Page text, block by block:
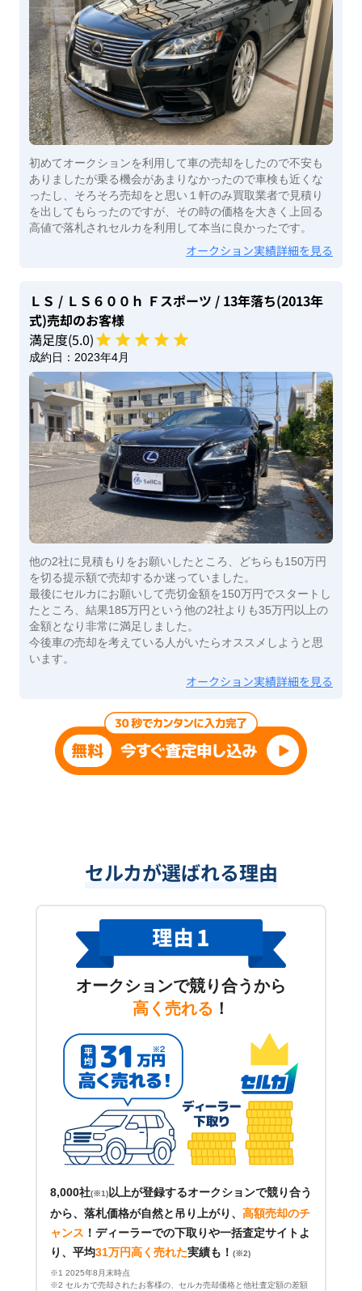
初めてオークションを利用して車の売却をしたので不安も
ありましたが乗る機会があまりなかったので車検も近くな
ったし、そろそろ売却をと思い１軒のみ買取業者で見積り
を出してもらったのですが、その時の価格を大きく上回る
高値で落札されセルカを利用して本当に良かったです。
オークション実績詳細を見る
ＬＳ / ＬＳ６００ｈ Ｆスポーツ / 13年落ち(2013年
式)売却のお客様
満足度(5.0)
成約日： 2023年4月
他の2社に見積もりをお願いしたところ、どちらも150万円
を切る提示額で売却するか迷っていました。
最後にセルカにお願いして売切金額を150万円でスタートし
たところ、結果185万円という他の2社よりも35万円以上の
金額となり非常に満足しました。
今後車の売却を考えている人がいたらオススメしようと思
います。
オークション実績詳細を見る
セルカが選ばれる理由
オークションで競り合うから
高く売れる ！
8,000社(※1) 以上が登録するオークションで競り合う
から、落札価格が自然と吊り上がり、 高額売却のチ
ャンス ！ ディーラーでの下取りや一括査定サイトよ
り、平均31万円高く売れた実績も！ (※2)
※1 2025年8月末時点
※2 セルカで売却されたお客様の、セルカ売却価格と他社査定額の差額